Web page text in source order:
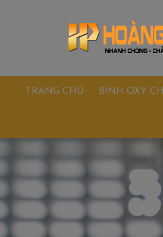
TRANG CHỦ BÌNH OXY